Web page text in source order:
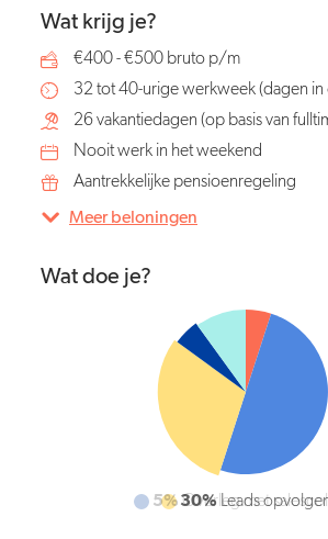
Wat krijg je?
€400 - €500 bruto p/m
32 tot 40-urige werkweek (dagen in
26 vakantiedagen (op basis van
Nooit werk in het weekend
Aantrekkelijke pensioenregeling
Meer beloningen
Wat doe je?
5%Overleg met